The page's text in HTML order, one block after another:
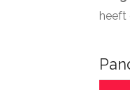
heeft